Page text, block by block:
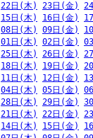
22日(木) 23日(金)
15日(木) 16日(金)
08日(木) 09日(金)
01日(木) 02日(金)
25日(木) 26日(金)
18日(木) 19日(金)
11日(木) 12日(金)
04日(木) 05日(金)
28日(木) 29日(金)
21日(木) 22日(金)
14日(木) 15日(金)